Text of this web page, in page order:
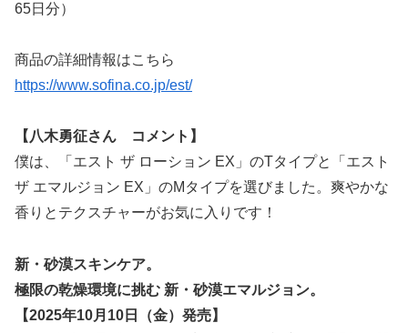
65日分）
商品の詳細情報はこちら
https://www.sofina.co.jp/est/
【八木勇征さん コメント】
僕は、「エスト ザ ローション EX」のTタイプと「エスト
ザ エマルジョン EX」のMタイプを選びました。爽やかな
香りとテクスチャーがお気に入りです！
新・砂漠スキンケア。
極限の乾燥環境に挑む 新・砂漠エマルジョン。
【2025年10月10日（金）発売】